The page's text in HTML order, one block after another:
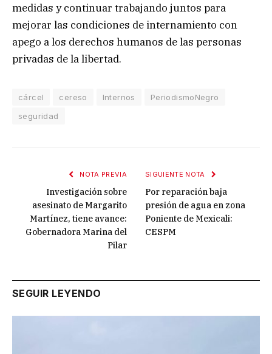
medidas y continuar trabajando juntos para
mejorar las condiciones de internamiento con
apego a los derechos humanos de las personas
privadas de la libertad.
cárcel cereso Internos
PeriodismoNegro
seguridad
NOTA PREVIA
Investigación sobre
asesinato de Margarito
Martínez, tiene avance:
Gobernadora Marina del
Pilar
SIGUIENTE NOTA
Por reparación baja
presión de agua en zona
Poniente de Mexicali:
CESPM
SEGUIR LEYENDO